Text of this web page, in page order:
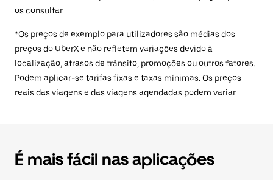
os consultar.
*Os preços de exemplo para utilizadores são médias dos
preços do UberX e não refletem variações devido à
localização, atrasos de trânsito, promoções ou outros fatores.
Podem aplicar-se tarifas fixas e taxas mínimas. Os preços
reais das viagens e das viagens agendadas podem variar.
É mais fácil nas aplicações